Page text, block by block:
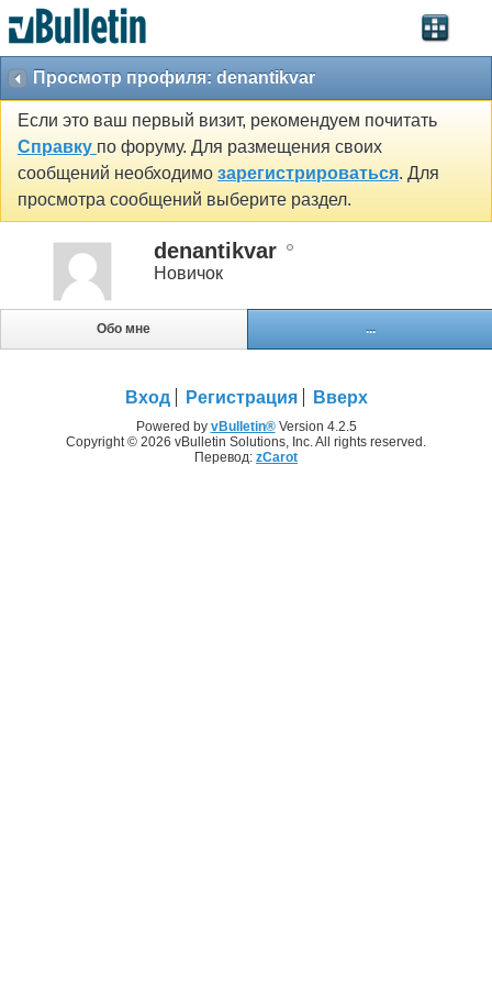
Просмотр профиля: denantikvar
Если это ваш первый визит, рекомендуем почитать
Справку по форуму. Для размещения своих
сообщений необходимо зарегистрироваться. Для
просмотра сообщений выберите раздел.
denantikvar
Новичок
Обо мне ...
Вход Регистрация Вверх
Powered by vBulletin®Version 4.2.5
Copyright © 2026 vBulletin Solutions, Inc. All rights reserved.
Перевод: zCarot